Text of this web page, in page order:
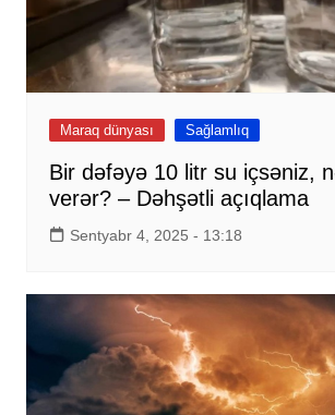
Maraq dünyası Sağlamlıq
Bir dəfəyə 10 litr su içsəniz,
verər? – Dəhşətli açıqlama
Sentyabr 4, 2025 - 13:18